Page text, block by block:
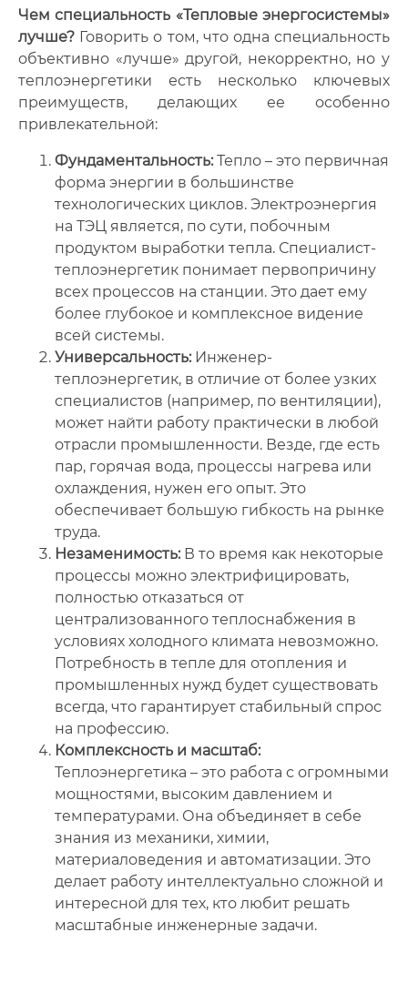
Чем специальность «Тепловые энергосистемы»
лучше? Говорить о том, что одна специальность
объективно «лучше» другой, некорректно, но у
теплоэнергетики есть несколько ключевых
преимуществ, делающих ее особенно
привлекательной:
Фундаментальность:Тепло – это первичная
форма энергии в большинстве
технологических циклов. Электроэнергия
на ТЭЦ является, по сути, побочным
продуктом выработки тепла. Специалист-
теплоэнергетик понимает первопричину
всех процессов на станции. Это дает ему
более глубокое и комплексное видение
всей системы.
Универсальность:Инженер-
теплоэнергетик, в отличие от более узких
специалистов (например, по вентиляции),
может найти работу практически в любой
отрасли промышленности. Везде, где есть
пар, горячая вода, процессы нагрева или
охлаждения, нужен его опыт. Это
обеспечивает большую гибкость на рынке
труда.
Незаменимость:В то время как некоторые
процессы можно электрифицировать,
полностью отказаться от
централизованного теплоснабжения в
условиях холодного климата невозможно.
Потребность в тепле для отопления и
промышленных нужд будет существовать
всегда, что гарантирует стабильный спрос
на профессию.
Комплексность и масштаб:
Теплоэнергетика – это работа с огромными
мощностями, высоким давлением и
температурами. Она объединяет в себе
знания из механики, химии,
материаловедения и автоматизации. Это
делает работу интеллектуально сложной и
интересной для тех, кто любит решать
масштабные инженерные задачи.